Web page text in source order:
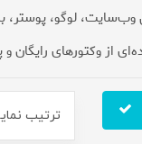
وب‌سایت، لوگو، پوستر،
از وکتورهای رایگان
ترتیب